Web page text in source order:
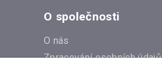
O společnosti
O nás
Zpracování osobních údajů